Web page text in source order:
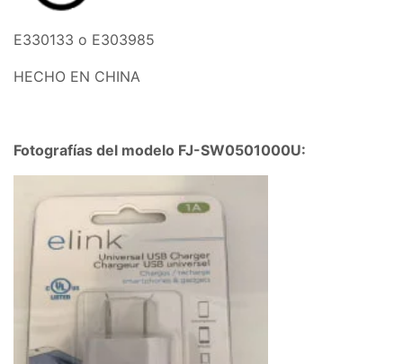
E330133 o E303985
HECHO EN CHINA
Fotografías del modelo FJ-SW0501000U: